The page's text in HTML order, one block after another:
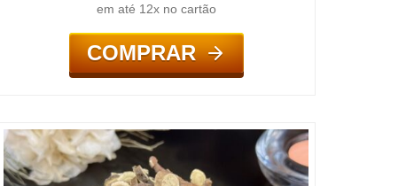
em até 12x no cartão
COMPRAR